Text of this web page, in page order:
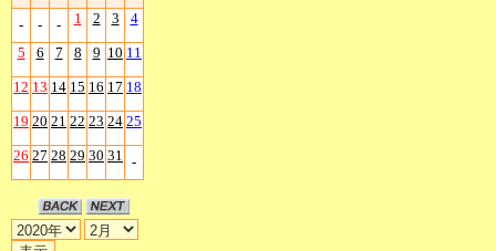
- - - 1 2 3 4
5 6 7 8 9 10 11
12 13 14 15 16 17 18
19 20 21 22 23 24 25
26 27 28 29 30 31 -